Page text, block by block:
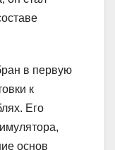
в первую
к
Его
основ